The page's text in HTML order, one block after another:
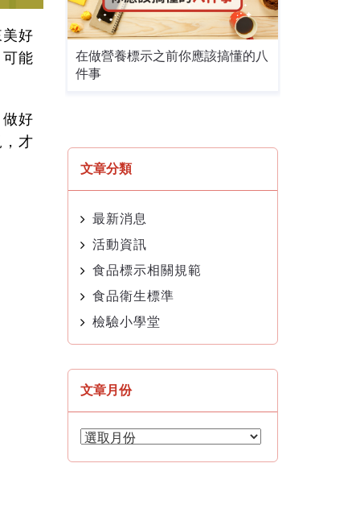
好
能
好
才
在做營養標示之前你應該搞懂的八
件事
文章分類
最新消息
活動資訊
食品標示相關規範
食品衛生標準
檢驗小學堂
文章月份
文